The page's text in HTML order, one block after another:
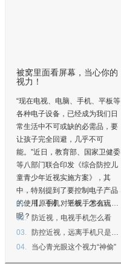
被窝里面看屏幕，当心你的
视力！
“现在电视、电脑、手机、平板等
各种电子设备，已经成为我们日
常生活中不可或缺的必需品，要
让孩子完全回避，几乎不可
能。”近日，教育部、国家卫健委
等八部门联合印发《综合防控儿
童青少年近视实施方案》，其
中，特别提到了要控制电子产品
的使用。手机、平板，怎么玩
呢？
01. 【原创】对近视手术有点动心？听听一位过来人的感受
02.
防近视，电视手机怎么看
03.
防控近视，远离手机只是第一步
04.
当心青光眼这个视力“神偷”